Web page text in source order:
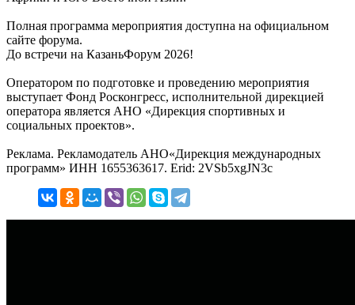
Полная программа мероприятия доступна на официальном
сайте форума.
До встречи на КазаньФорум 2026!
Оператором по подготовке и проведению мероприятия
выступает Фонд Росконгресс, исполнительной дирекцией
оператора является АНО «Дирекция спортивных и
социальных проектов».
Реклама. Рекламодатель АНО«Дирекция международных
программ» ИНН 1655363617. Erid: 2VSb5xgJN3c